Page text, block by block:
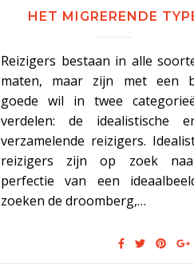
HET MIGRERENDE
Reizigers bestaan in alle
maten, maar zijn met een
goede wil in twee
verdelen: de idealistische
verzamelende reizigers.
reizigers zijn op zoek
perfectie van een
zoeken de droomberg,…